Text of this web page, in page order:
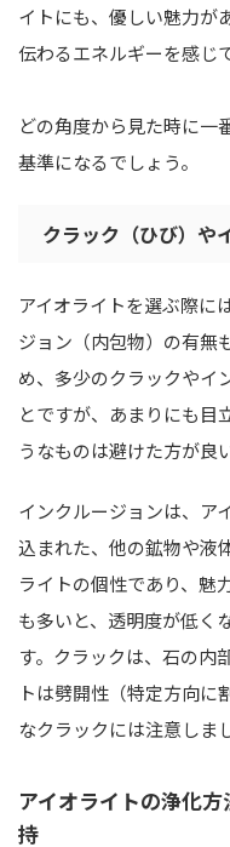
イトにも、優しい魅力が
伝わるエネルギーを感じ
どの角度から見た時に一
基準になるでしょう。
クラック（ひび）や
アイオライトを選ぶ際に
ジョン（内包物）の有無
め、多少のクラックやイ
とですが、あまりにも目
うなものは避けた方が良
インクルージョンは、ア
込まれた、他の鉱物や液
ライトの個性であり、魅
も多いと、透明度が低く
す。クラックは、石の内
トは劈開性（特定方向に
なクラックには注意しま
アイオライトの浄化
持